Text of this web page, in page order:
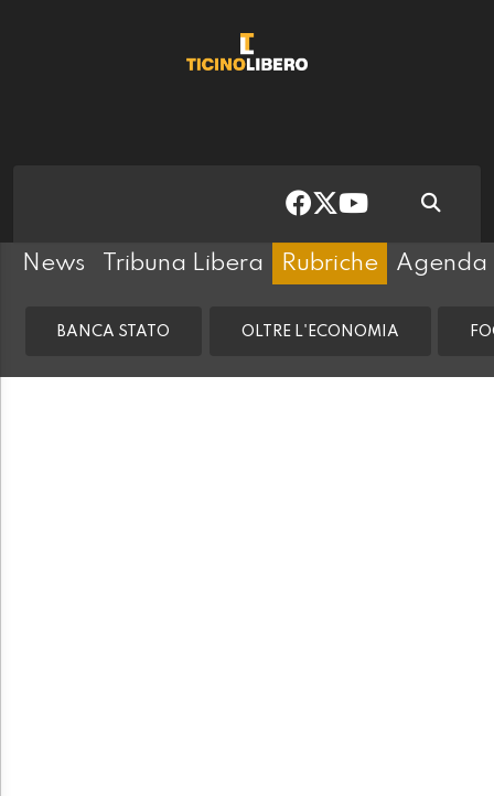
News Tribuna Libera Rubriche Agenda
BANCA STATO OLTRE L'ECONOMIA